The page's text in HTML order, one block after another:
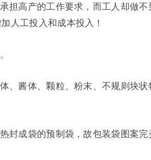
担高产的工作要求，而工人却做
人工投入和成本投入！
酱体、颗粒、粉末、不规则块状
封成袋的预制袋，故包装袋图案